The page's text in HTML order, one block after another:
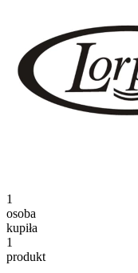
1
osoba
kupiła
1
produkt